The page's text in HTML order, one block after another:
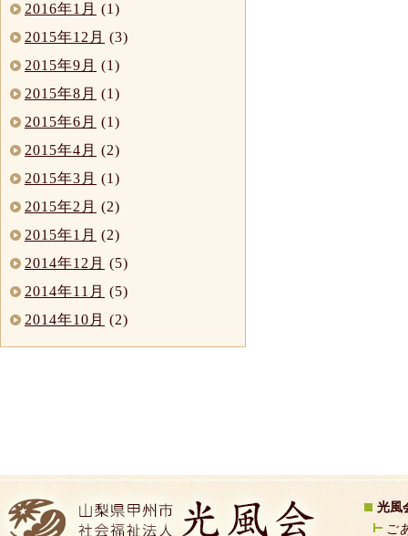
2016年1月 (1)
2015年12月 (3)
2015年9月 (1)
2015年8月 (1)
2015年6月 (1)
2015年4月 (2)
2015年3月 (1)
2015年2月 (2)
2015年1月 (2)
2014年12月 (5)
2014年11月 (5)
2014年10月 (2)
光風
ご